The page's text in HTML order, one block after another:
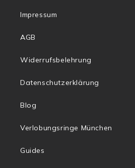
Impressum
AGB
Widerrufsbelehrung
Datenschutzerklärung
Blog
Verlobungsringe München
Guides